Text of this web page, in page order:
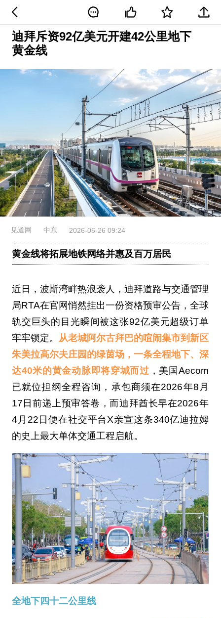
迪拜斥资92亿美元开建42公里地下
黄金线
见道网 中东 2026-06-26 09:24
黄金线将拓展地铁网络并惠及百万居民
近日，波斯湾畔热浪袭人，迪拜道路与交通管理
局RTA在官网悄然挂出一份资格预审公告，全球
轨交巨头的目光瞬间被这张92亿美元超级订单
牢牢锁定。 从老城阿尔古拜巴的喧闹集市到新区
朱美拉高尔夫庄园的绿茵场，一条全程地下、深
达40米的黄金动脉即将穿城而过 ，美国Aecom
已就位担纲全程咨询，承包商须在2026年8月
17日前递上预审答卷，而迪拜酋长早在2026年
4月22日便在社交平台X亲宣这条340亿迪拉姆
的史上最大单体交通工程启航。
全地下四十二公里线